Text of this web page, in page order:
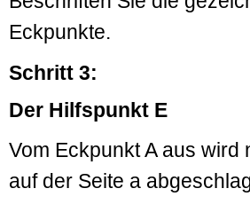
Eckpunkte.
Schritt 3:
Der Hilfspunkt E
Vom Eckpunkt A aus wird
auf der Seite a